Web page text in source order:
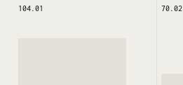
104.01 70.02